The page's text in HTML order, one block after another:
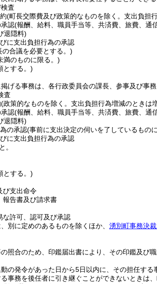
査
(町長交際費及び政策的なものを除く。支出負担
認(報酬、給料、職員手当等、共済費、旅費、通
退隠料)
に支出負担行為の承認
合議を必要とする。)
満のものに限る。)
とする。)
げる事務は、各行政委員会の課長、参事及び事務
査
(政策的なものを除く。支出負担行為増減のときは
認(報酬、給料、職員手当等、共済費、旅費、通
退隠料)
の承認(事前に支出決定の伺いを了しているもの
に支出負担行為の承認
。
とする。)
び支出命令
報告書及び請求書
な許可、認可及び承認
別に定めのあるものを除くほか、 湧別町事務決
照合のため、印鑑届出書により、その印鑑及び
の発令があった日から5日以内に、その担任する
事務を後任者に引き継ぐことができないときは